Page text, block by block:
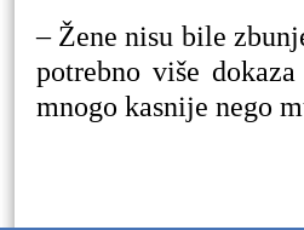
– Žene nisu bile
potrebno više
mnogo kasnije nego